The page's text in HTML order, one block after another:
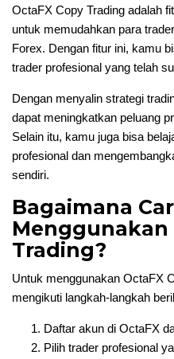
OctaFX Copy Trading adalah
untuk memudahkan para
Forex. Dengan fitur ini, kamu
trader profesional yang telah
Dengan menyalin strategi
dapat meningkatkan peluang
Selain itu, kamu juga bisa
profesional dan
sendiri.
Bagaimana
Menggunakan
Trading?
Untuk menggunakan OctaFX
mengikuti langkah-langkah
Daftar akun di OctaFX
Pilih trader profesional